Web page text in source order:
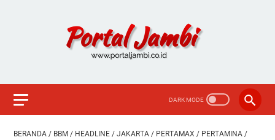
BERANDA / BBM / HEADLINE / JAKARTA / PERTAMAX / PERTAMINA /